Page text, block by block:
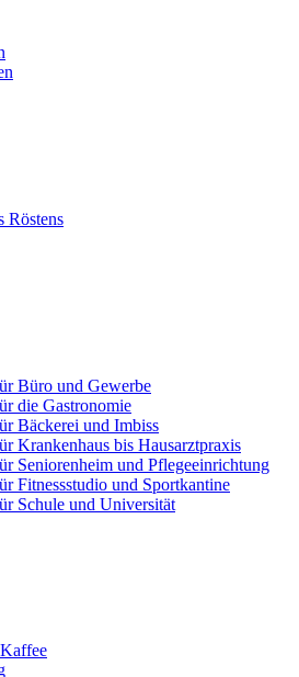
Röstens
Büro und Gewerbe
die Gastronomie
Bäckerei und Imbiss
Krankenhaus bis Hausarztpraxis
Seniorenheim und Pflegeeinrichtung
Fitnessstudio und Sportkantine
Schule und Universität